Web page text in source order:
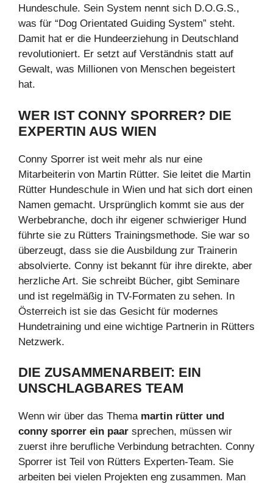
Hundeschule. Sein System nennt sich D.O.G.S.,
was für “Dog Orientated Guiding System” steht.
Damit hat er die Hundeerziehung in Deutschland
revolutioniert. Er setzt auf Verständnis statt auf
Gewalt, was Millionen von Menschen begeistert
hat.
WER IST CONNY SPORRER? DIE
EXPERTIN AUS WIEN
Conny Sporrer ist weit mehr als nur eine
Mitarbeiterin von Martin Rütter. Sie leitet die Martin
Rütter Hundeschule in Wien und hat sich dort einen
Namen gemacht. Ursprünglich kommt sie aus der
Werbebranche, doch ihr eigener schwieriger Hund
führte sie zu Rütters Trainingsmethode. Sie war so
überzeugt, dass sie die Ausbildung zur Trainerin
absolvierte. Conny ist bekannt für ihre direkte, aber
herzliche Art. Sie schreibt Bücher, gibt Seminare
und ist regelmäßig in TV-Formaten zu sehen. In
Österreich ist sie das Gesicht für modernes
Hundetraining und eine wichtige Partnerin in Rütters
Netzwerk.
DIE ZUSAMMENARBEIT: EIN
UNSCHLAGBARES TEAM
Wenn wir über das Thema martin rütter und
conny sporrer ein paar sprechen, müssen wir
zuerst ihre berufliche Verbindung betrachten. Conny
Sporrer ist Teil von Rütters Experten-Team. Sie
arbeiten bei vielen Projekten eng zusammen. Man